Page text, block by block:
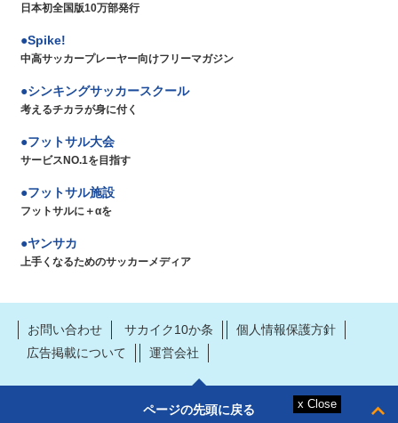
日本初全国版10万部発行
Spike!
中高サッカープレーヤー向けフリーマガジン
シンキングサッカースクール
考えるチカラが身に付く
フットサル大会
サービスNO.1を目指す
フットサル施設
フットサルに＋αを
ヤンサカ
上手くなるためのサッカーメディア
お問い合わせ サカイク10か条
個人情報保護方針
広告掲載について
運営会社
ページの先頭に戻る